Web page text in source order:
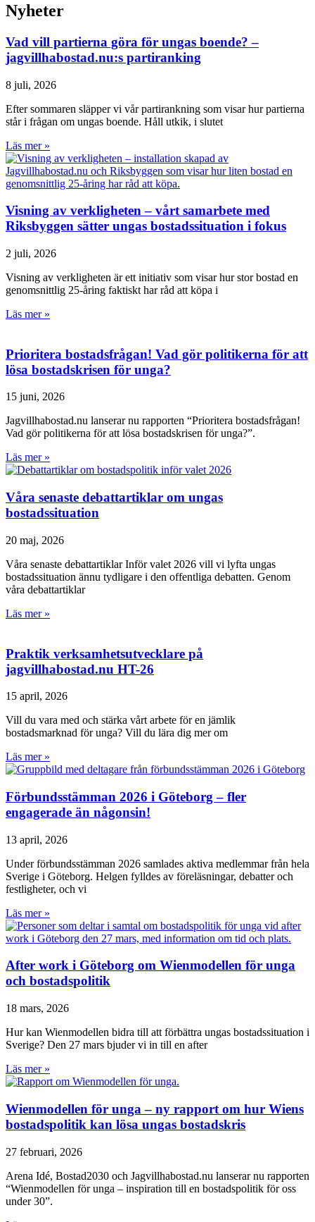
Nyheter
Vad vill partierna göra för ungas boende? –
jagvillhabostad.nu:s partiranking
8 juli, 2026
Efter sommaren släpper vi vår partirankning som visar hur partierna
står i frågan om ungas boende. Håll utkik, i slutet
Läs mer »
Visning av verkligheten – vårt samarbete med
Riksbyggen sätter ungas bostadssituation i fokus
2 juli, 2026
Visning av verkligheten är ett initiativ som visar hur stor bostad en
genomsnittlig 25-åring faktiskt har råd att köpa i
Läs mer »
Prioritera bostadsfrågan! Vad gör politikerna för att
lösa bostadskrisen för unga?
15 juni, 2026
Jagvillhabostad.nu lanserar nu rapporten “Prioritera bostadsfrågan!
Vad gör politikerna för att lösa bostadskrisen för unga?”.
Läs mer »
Våra senaste debattartiklar om ungas
bostadssituation
20 maj, 2026
Våra senaste debattartiklar Inför valet 2026 vill vi lyfta ungas
bostadssituation ännu tydligare i den offentliga debatten. Genom
våra debattartiklar
Läs mer »
Praktik verksamhetsutvecklare på
jagvillhabostad.nu HT-26
15 april, 2026
Vill du vara med och stärka vårt arbete för en jämlik
bostadsmarknad för unga? Vill du lära dig mer om
Läs mer »
Förbundsstämman 2026 i Göteborg – fler
engagerade än någonsin!
13 april, 2026
Under förbundsstämman 2026 samlades aktiva medlemmar från hela
Sverige i Göteborg. Helgen fylldes av föreläsningar, debatter och
festligheter, och vi
Läs mer »
After work i Göteborg om Wienmodellen för unga
och bostadspolitik
18 mars, 2026
Hur kan Wienmodellen bidra till att förbättra ungas bostadssituation i
Sverige? Den 27 mars bjuder vi in till en after
Läs mer »
Wienmodellen för unga – ny rapport om hur Wiens
bostadspolitik kan lösa ungas bostadskris
27 februari, 2026
Arena Idé, Bostad2030 och Jagvillhabostad.nu lanserar nu rapporten
“Wienmodellen för unga – inspiration till en bostadspolitik för oss
under 30”.